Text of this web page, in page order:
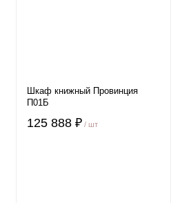
Шкаф книжный Провинция
П01Б
125 888 ₽ / шт